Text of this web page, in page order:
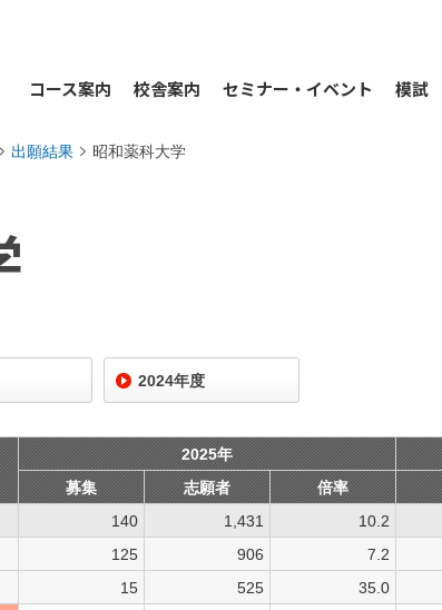
コース案内 校舎案内 セミナー・イベント 模試
出願結果 昭和薬科大学
2024年度
2025年
募集
志願者 倍率
140 1,431 10.2
125 906 7.2
15 525 35.0